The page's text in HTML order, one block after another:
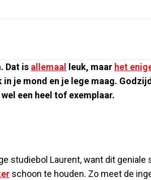
Dat is allemaal leuk, maar het
je mond en je lege maag.
een heel tof exemplaar.
studiebol Laurent, want dit
schoon te houden. Zo meet de